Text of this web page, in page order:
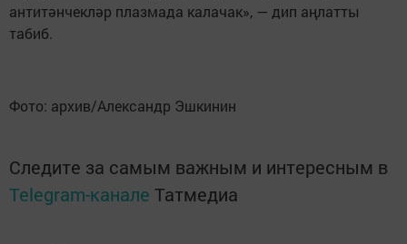
антитәнчекләр плазмада калачак», — дип аңлатты
табиб.
Фото: архив/Александр Эшкинин
Следите за самым важным и интересным в
Telegram-канале Татмедиа